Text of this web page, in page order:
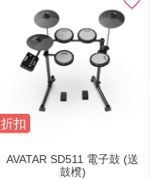
折扣
AVATAR SD511 電子鼓 (送
鼓櫈)